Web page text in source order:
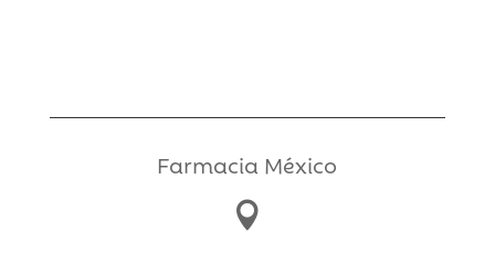
Farmacia México
